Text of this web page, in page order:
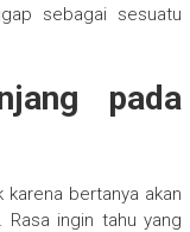
sebagai sesuatu
pada
karena bertanya akan
ingin tahu yang